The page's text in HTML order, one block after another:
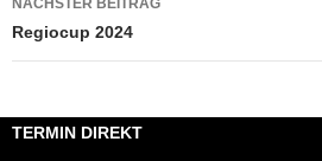
Regiocup 2024
TERMIN DIREKT